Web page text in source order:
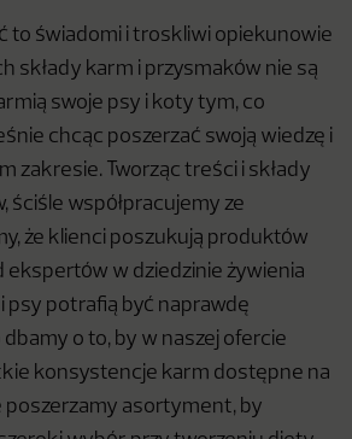
to świadomi i troskliwi opiekunowie
składy karm i przysmaków nie są
swoje psy i koty tym, co
chcąc poszerzać swoją wiedzę i
zakresie. Tworząc treści i składy
ściśle współpracujemy ze
że klienci poszukują produktów
ekspertów w dziedzinie żywienia
psy potrafią być naprawdę
o to, by w naszej ofercie
konsystencje karm dostępne na
poszerzamy asortyment, by